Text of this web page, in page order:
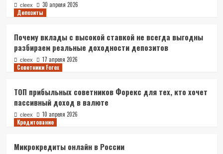
cleex
30 апреля 2026
Депозиты
Почему вклады с высокой ставкой не всегда выгодны
разбираем реальные доходности депозитов
cleex
17 апреля 2026
Советники Forex
ТОП прибыльных советников Форекс для тех, кто хочет
пассивный доход в валюте
cleex
10 апреля 2026
Кредитование
Микрокредиты онлайн в России